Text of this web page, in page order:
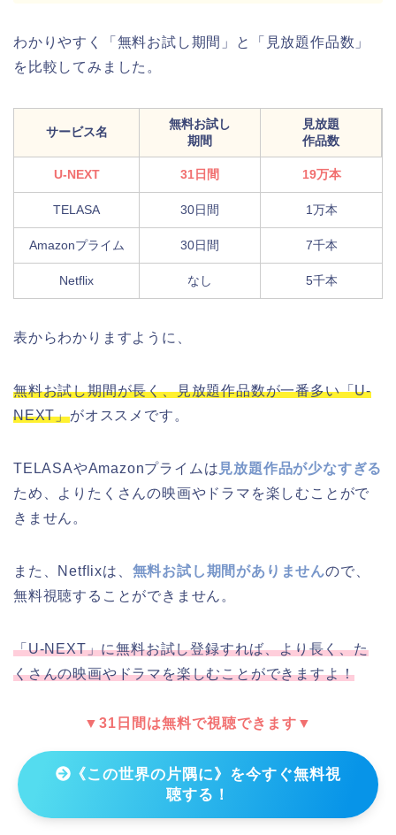
わかりやすく「無料お試し期間」と「見放題作品数」
を比較してみました。
サービス名
無料お試し
期間
見放題
作品数
U-NEXT 31日間 19万本
TELASA 30日間 1万本
Amazonプライム 30日間 7千本
Netflix なし 5千本
表からわかりますように、
無料お試し期間が長く、見放題作品数が一番多い「U-
NEXT」がオススメです。
TELASAやAmazonプライムは 見放題作品が少なすぎる
ため、よりたくさんの映画やドラマを楽しむことがで
きません。
また、Netflixは、 無料お試し期間がありませんので、
無料視聴することができません。
「U-NEXT」に無料お試し登録すれば、より長く、た
くさんの映画やドラマを楽しむことができますよ！
▼31日間は無料で視聴できます▼
《この世界の片隅に》を今すぐ無料視
聴する！